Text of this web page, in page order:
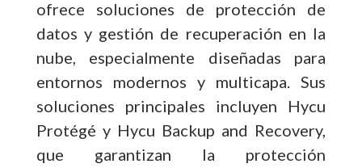
ofrece soluciones de protección de
datos y gestión de recuperación en la
nube, especialmente diseñadas para
entornos modernos y multicapa. Sus
soluciones principales incluyen Hycu
Protégé y Hycu Backup and Recovery,
que garantizan la protección